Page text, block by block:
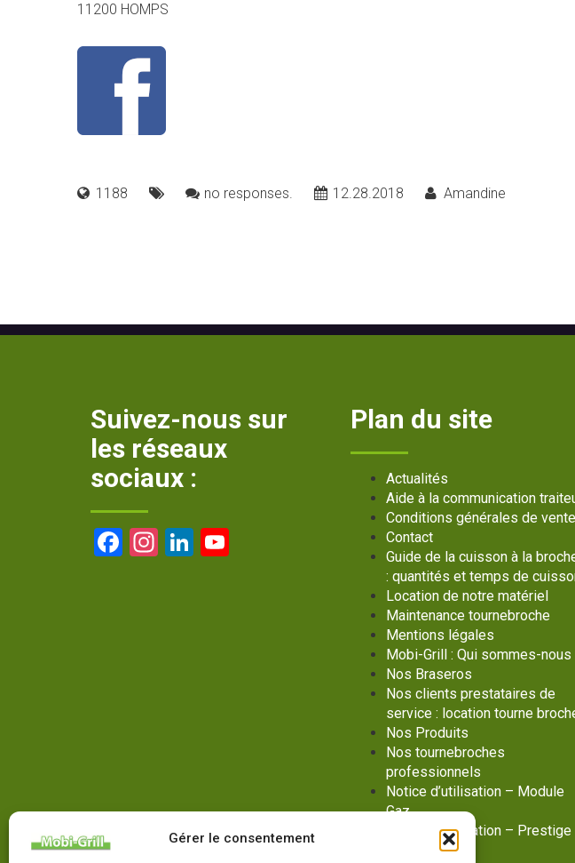
Gérer le consentement
11200 HOMPS
1188 no responses. 12.28.2018 Amandine
Suivez-nous sur
les réseaux
sociaux :
Facebook
Instagram
LinkedIn
Plan du site
Actualités
Aide à la communication
Conditions générales de vente
Contact
Guide de la cuisson à la
: quantités et temps de
Location de notre matériel
Maintenance tournebroche
Mentions légales
Mobi-Grill : Qui sommes-nous
Nos Braseros
Nos clients prestataires de
service : location tourne
Nos Produits
Nos tournebroches
professionnels
Notice d’utilisation – Module
Gaz
Notice d’utilisation – Prestige